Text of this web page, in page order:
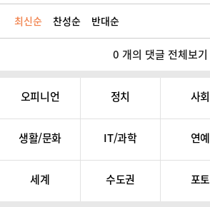
최신순 찬성순 반대순
0 개의 댓글 전체보기
오피니언 정치 사회
생활/문화 IT/과학 연예
세계 수도권 포토